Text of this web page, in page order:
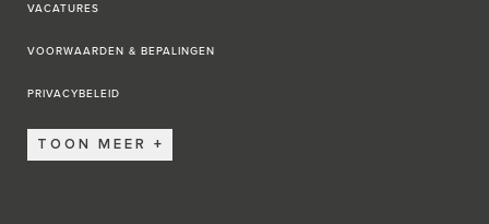
VACATURES
VOORWAARDEN & BEPALINGEN
PRIVACYBELEID
TOON MEER